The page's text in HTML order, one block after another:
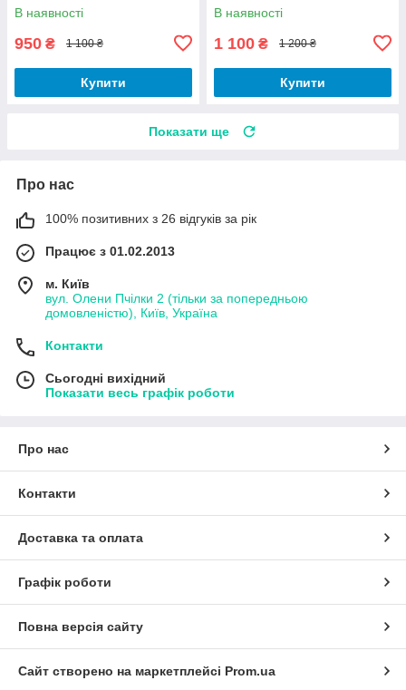
В наявності
950 ₴ 1 100 ₴
Купити
Transporter GVG36
В наявності
1 100 ₴ 1 200 ₴
Купити
Показати ще
Про нас
100% позитивних з 26 відгуків за рік
Працює з 01.02.2013
м. Київ
вул. Олени Пчілки 2 (тільки за попередньою
домовленістю), Київ, Україна
Контакти
Сьогодні вихідний
Показати весь графік роботи
Про нас
Контакти
Доставка та оплата
Графік роботи
Повна версія сайту
Сайт створено на маркетплейсі Prom.ua